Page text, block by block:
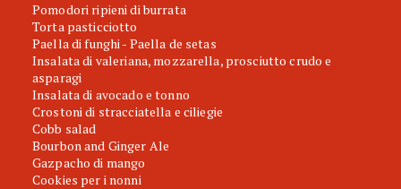
Pomodori ripieni di burrata
Torta pasticciotto
Paella di funghi - Paella de setas
Insalata di valeriana, mozzarella, prosciutto crudo e
asparagi
Insalata di avocado e tonno
Crostoni di stracciatella e ciliegie
Cobb salad
Bourbon and Ginger Ale
Gazpacho di mango
Cookies per i nonni